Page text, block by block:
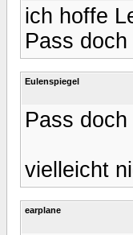
ich hoffe
Pass
Eulenspiegel
Pass
vielleicht
earplane